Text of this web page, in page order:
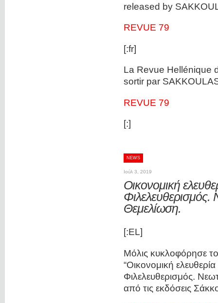
released by
REVUE 79
[:fr]
La Revue Hellénique
sortir par
REVUE 79
[:]
NEWS
Ιούλ 3, 2019
Οικονομική
Φιλελευθερισμός.
Θεμελίωση.
[:EL]
Μόλις κυκλοφόρησε
“Οικονομική
Φιλελευθερισμός.
από τις εκδόσεις